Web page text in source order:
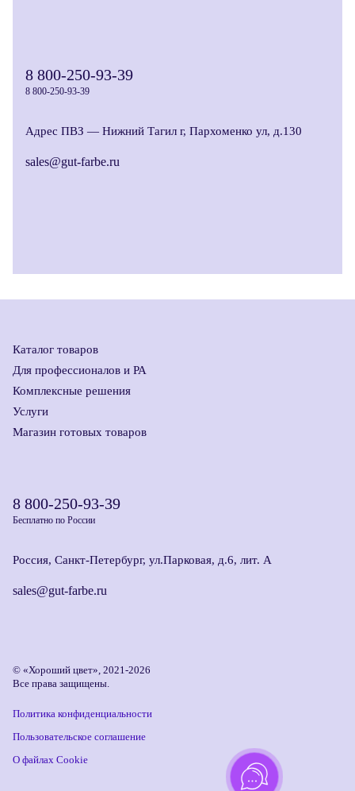
8 800-250-93-39
8 800-250-93-39
Адрес ПВЗ — Нижний Тагил г, Пархоменко ул, д.130
sales@gut-farbe.ru
Каталог товаров
Для профессионалов и РА
Комплексные решения
Услуги
Магазин готовых товаров
8 800-250-93-39
Бесплатно по России
Россия, Санкт-Петербург, ул.Парковая, д.6, лит. А
sales@gut-farbe.ru
© «Хороший цвет», 2021-2026
Все права защищены.
Политика конфиденциальности
Пользовательское соглашение
О файлах Cookie